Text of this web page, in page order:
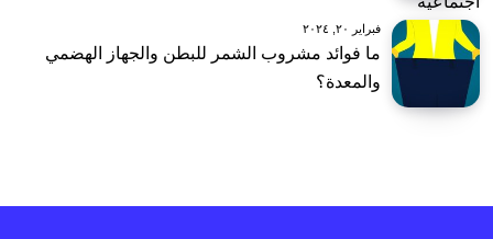
فبراير ٢٠, ٢٠٢٤
ما فوائد مشروب الشمر للبطن والجهاز الهضمي
والمعدة؟